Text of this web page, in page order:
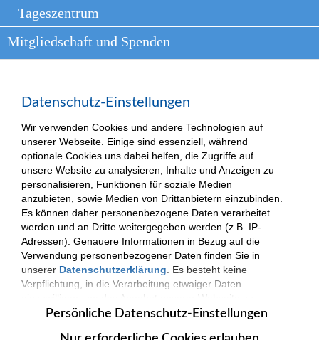
Tageszentrum
Mitgliedschaft und Spenden
Presse
Kontakt
(c) 2025| VKKJ - Verantwortung und Kompetenz für besondere Kinder und
Jugendliche.
Datenschutz-Einstellungen
Wir verwenden Cookies und andere Technologien auf
unserer Webseite. Einige sind essenziell, während
optionale Cookies uns dabei helfen, die Zugriffe auf
unsere Website zu analysieren, Inhalte und Anzeigen zu
personalisieren, Funktionen für soziale Medien
anzubieten, sowie Medien von Drittanbietern einzubinden.
Es können daher personenbezogene Daten verarbeitet
werden und an Dritte weitergegeben werden (z.B. IP-
Adressen). Genauere Informationen in Bezug auf die
Verwendung personenbezogener Daten finden Sie in
unserer Datenschutzerklärung . Es besteht keine
Verpflichtung, in die Verarbeitung etwaiger Daten
nutzen. Die Datenverarbeitung erfolgt nur nach
Persönliche Datenschutz-Einstellungen